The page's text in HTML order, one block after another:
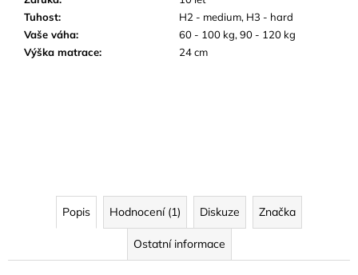
Tuhost:
H2 - medium, H3 - hard
Vaše váha:
60 - 100 kg, 90 - 120 kg
Výška matrace: 24 cm
Popis Hodnocení (1) Diskuze Značka
Ostatní informace